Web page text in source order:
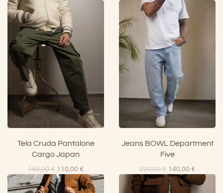
Tela Cruda Pantalone
Cargo Japan
185,00€ Il
prezzo
originale
110,00 €Il
prezzo
attuale
Jeans BOWL Department
Five
220,00€ Il
prezzo
originale
140,00 €Il
prezzo
attuale